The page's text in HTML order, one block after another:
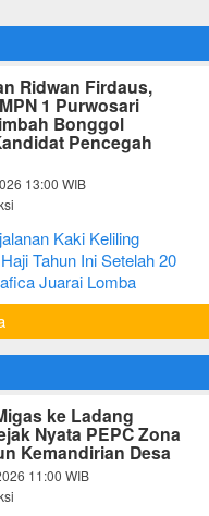
Ridwan Firdaus,
1 Purwosari
Bonggol
Pencegah
13:00 WIB
Kaki Keliling
Tahun Ini Setelah 20
Juarai Lomba
ke Ladang
Nyata PEPC Zona
Kemandirian Desa
11:00 WIB